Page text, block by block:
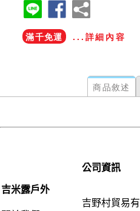
滿千免運 ...詳細內容
商品敘述